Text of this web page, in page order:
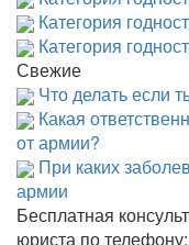
Категория
Категория
Свежие
Что делать если
Какая
от армии?
При каких
армии
Бесплатная
юриста по телефону: